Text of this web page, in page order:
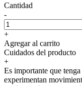
Cantidad
-
+
Agregar al carrito
Cuidados del producto
+
Es importante que
experimentan